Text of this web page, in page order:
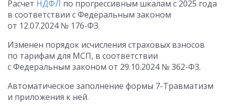
Расчет НДФЛ по прогрессивным шкалам с 2025 года
в соответствии с Федеральным законом
от 12.07.2024№ 176-ФЗ.
Изменен порядок исчисления страховых взносов
по тарифам для МСП, в соответствии
с Федеральным законом от 29.10.2024№ 362-ФЗ.
Автоматическое заполнение формы 7-Травматизм
и приложения к ней.